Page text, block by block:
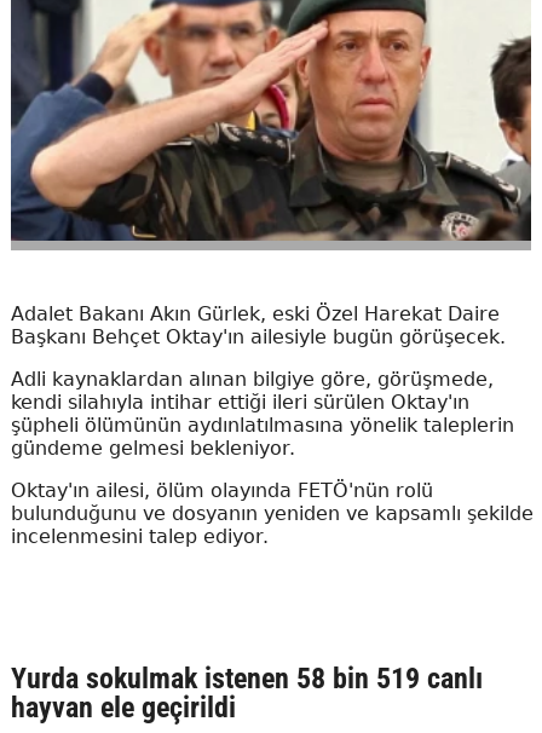
Adalet Bakanı Akın Gürlek, eski Özel Harekat Daire
Başkanı Behçet Oktay'ın ailesiyle bugün görüşecek.
Adli kaynaklardan alınan bilgiye göre, görüşmede,
kendi silahıyla intihar ettiği ileri sürülen Oktay'ın
şüpheli ölümünün aydınlatılmasına yönelik taleplerin
gündeme gelmesi bekleniyor.
Oktay'ın ailesi, ölüm olayında FETÖ'nün rolü
bulunduğunu ve dosyanın yeniden ve kapsamlı şekilde
incelenmesini talep ediyor.
Yurda sokulmak istenen 58 bin 519 canlı
hayvan ele geçirildi